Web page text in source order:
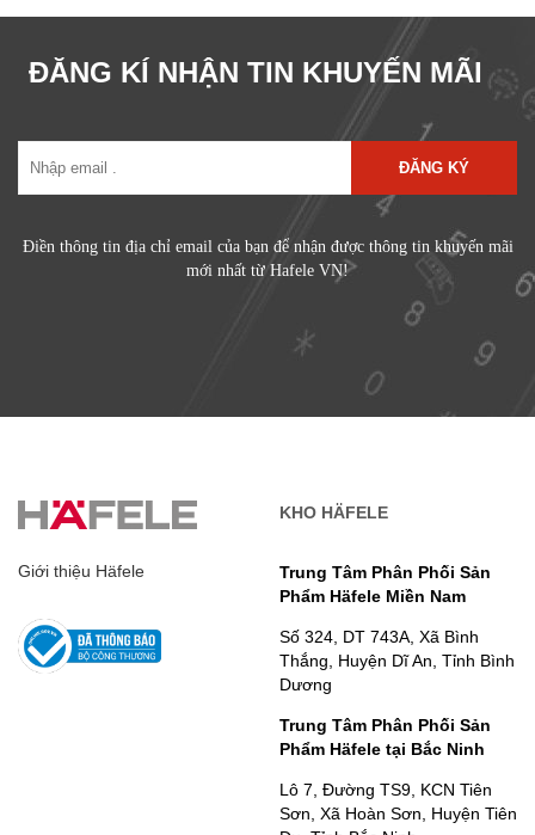
ĐĂNG KÍ NHẬN TIN KHUYẾN MÃI
ĐĂNG KÝ
Điền thông tin địa chỉ email của bạn để nhận được thông tin khuyến mãi
mới nhất từ Hafele VN!
Giới thiệu Häfele
KHO HÄFELE
Trung Tâm Phân Phối Sản
Phẩm Häfele Miền Nam
Số 324, DT 743A, Xã Bình
Thắng, Huyện Dĩ An, Tỉnh Bình
Dương
Trung Tâm Phân Phối Sản
Phẩm Häfele tại Bắc Ninh
Lô 7, Đường TS9, KCN Tiên
Sơn, Xã Hoàn Sơn, Huyện Tiên